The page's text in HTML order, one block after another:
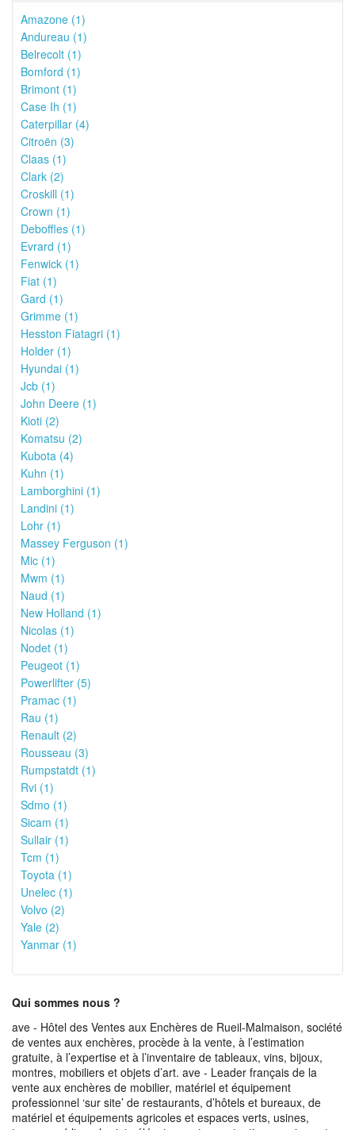
Amazone (1)
Andureau (1)
Belrecolt (1)
Bomford (1)
Brimont (1)
Case Ih (1)
Caterpillar (4)
Citroën (3)
Claas (1)
Clark (2)
Croskill (1)
Crown (1)
Deboffles (1)
Evrard (1)
Fenwick (1)
Fiat (1)
Gard (1)
Grimme (1)
Hesston Fiatagri (1)
Holder (1)
Hyundai (1)
Jcb (1)
John Deere (1)
Kioti (2)
Komatsu (2)
Kubota (4)
Kuhn (1)
Lamborghini (1)
Landini (1)
Lohr (1)
Massey Ferguson (1)
Mic (1)
Mwm (1)
Naud (1)
New Holland (1)
Nicolas (1)
Nodet (1)
Peugeot (1)
Powerlifter (5)
Pramac (1)
Rau (1)
Renault (2)
Rousseau (3)
Rumpstatdt (1)
Rvi (1)
Sdmo (1)
Sicam (1)
Sullair (1)
Tcm (1)
Toyota (1)
Unelec (1)
Volvo (2)
Yale (2)
Yanmar (1)
Qui sommes nous ?
ave - Hôtel des Ventes aux Enchères de Rueil-Malmaison, société
de ventes aux enchères, procède à la vente, à l’estimation
gratuite, à l’expertise et à l’inventaire de tableaux, vins, bijoux,
montres, mobiliers et objets d’art. ave - Leader français de la
vente aux enchères de mobilier, matériel et équipement
professionnel ‘sur site’ de restaurants, d’hôtels et bureaux, de
matériel et équipements agricoles et espaces verts, usines,